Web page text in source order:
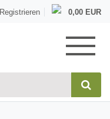
Registrieren 0,00 EUR